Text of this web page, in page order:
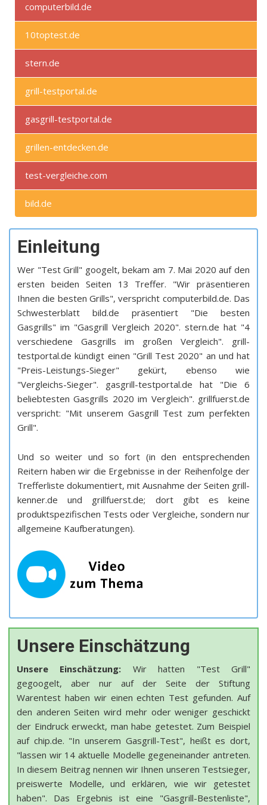
computerbild.de
10toptest.de
stern.de
grill-testportal.de
gasgrill-testportal.de
grillen-entdecken.de
test-vergleiche.com
bild.de
Einleitung
Wer "Test Grill" googelt, bekam am 7. Mai 2020 auf den
ersten beiden Seiten 13 Treffer. "Wir präsentieren
Ihnen die besten Grills", verspricht computerbild.de. Das
Schwesterblatt bild.de präsentiert "Die besten
Gasgrills" im "Gasgrill Vergleich 2020". stern.de hat "4
verschiedene Gasgrills im großen Vergleich". grill-
testportal.de kündigt einen "Grill Test 2020" an und hat
"Preis-Leistungs-Sieger" gekürt, ebenso wie
"Vergleichs-Sieger". gasgrill-testportal.de hat "Die 6
beliebtesten Gasgrills 2020 im Vergleich". grillfuerst.de
verspricht: "Mit unserem Gasgrill Test zum perfekten
Grill".
Und so weiter und so fort (in den entsprechenden
Reitern haben wir die Ergebnisse in der Reihenfolge der
Trefferliste dokumentiert, mit Ausnahme der Seiten grill-
kenner.de und grillfuerst.de; dort gibt es keine
produktspezifischen Tests oder Vergleiche, sondern nur
allgemeine Kaufberatungen).
Unsere Einschätzung
Unsere Einschätzung: Wir hatten "Test Grill"
gegoogelt, aber nur auf der Seite der Stiftung
Warentest haben wir einen echten Test gefunden. Auf
den anderen Seiten wird mehr oder weniger geschickt
der Eindruck erweckt, man habe getestet. Zum Beispiel
auf chip.de. "In unserem Gasgrill-Test", heißt es dort,
"lassen wir 14 aktuelle Modelle gegeneinander antreten.
In diesem Beitrag nennen wir Ihnen unseren Testsieger,
preiswerte Modelle, und erklären, wie wir getestet
haben". Das Ergebnis ist eine "Gasgrill-Bestenliste",